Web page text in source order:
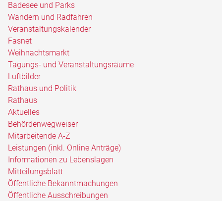
Badesee und Parks
Wandern und Radfahren
Veranstaltungskalender
Fasnet
Weihnachtsmarkt
Tagungs- und Veranstaltungsräume
Luftbilder
Rathaus und Politik
Rathaus
Aktuelles
Behördenwegweiser
Mitarbeitende A-Z
Leistungen (inkl. Online Anträge)
Informationen zu Lebenslagen
Mitteilungsblatt
Öffentliche Bekanntmachungen
Öffentliche Ausschreibungen